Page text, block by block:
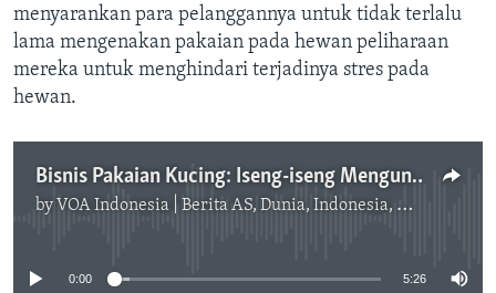
menyarankan para pelanggannya untuk tidak terlalu
lama mengenakan pakaian pada hewan peliharaan
mereka untuk menghindari terjadinya stres pada
hewan.
Bisnis Pakaian Kucing: Iseng-iseng Menguntungkan
by VOA Indonesia | Berita AS, Dunia, Indonesia, Diaspora Indonesia di AS
No media source currently available
0:00 5:26